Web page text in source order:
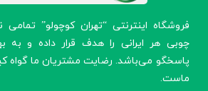
​فروشگاه اینترنتی “تهران کوچولو”
چوبی هر ایرانی را هدف قرار داده و به
پاسخگو می‌باشد. رضایت مشتریان ما گواه
ماست.